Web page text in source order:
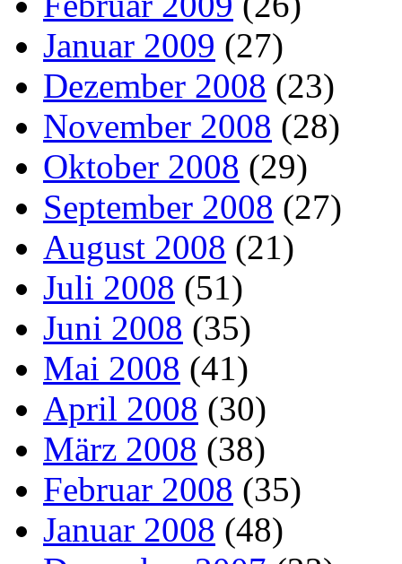
Januar 2009 (27)
Dezember 2008 (23)
November 2008 (28)
Oktober 2008 (29)
September 2008 (27)
August 2008 (21)
Juli 2008 (51)
Juni 2008 (35)
Mai 2008 (41)
April 2008 (30)
März 2008 (38)
Februar 2008 (35)
Januar 2008 (48)